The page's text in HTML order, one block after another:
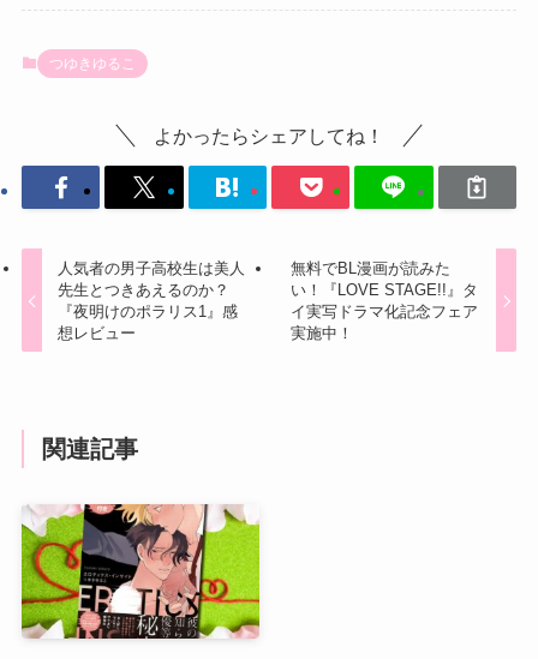
つゆきゆるこ
よかったらシェアしてね！
人気者の男子高校生は美人
先生とつきあえるのか？
『夜明けのポラリス1』感
想レビュー
無料でBL漫画が読みた
い！『LOVE STAGE!!』タ
イ実写ドラマ化記念フェア
実施中！
関連記事